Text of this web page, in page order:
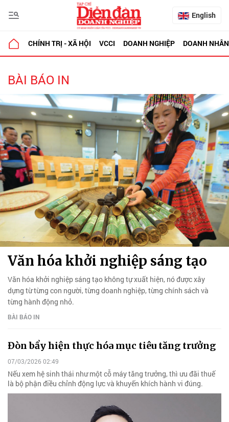
English
CHÍNH TRỊ - XÃ HỘI VCCI DOANH NGHIỆP DOANH NHÂN
BÀI BÁO IN
Văn hóa khởi nghiệp sáng tạo
Văn hóa khởi nghiệp sáng tạo không tự xuất hiện, nó được xây
dựng từ từng con người, từng doanh nghiệp, từng chính sách và
từng hành động nhỏ.
BÀI BÁO IN
Đòn bẩy hiện thực hóa mục tiêu tăng trưởng
07/03/2026 02:49
Nếu xem hệ sinh thái như một cỗ máy tăng trưởng, thì ưu đãi thuế
là bộ phận điều chỉnh động lực và khuyến khích hành vi đúng.